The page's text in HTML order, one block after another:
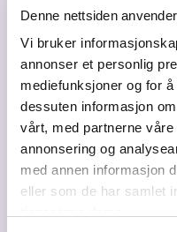
Denne nettsiden
Vi bruker
annonser et personlig
mediefunksjoner og for
dessuten informasjon
vårt, med partnerne
annonsering og
med annen informasjon
eller som de har samlet